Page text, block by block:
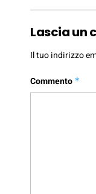
Lascia un
Il tuo indirizzo
Commento *